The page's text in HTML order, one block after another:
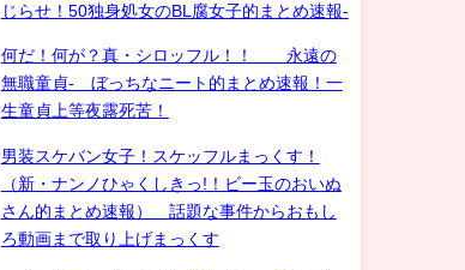
じらせ！50独身処女のBL腐女子的まとめ速報-
何だ！何が？真・シロッフル！！ 永遠の
無職童貞- ぼっちなニート的まとめ速報！一
生童貞上等夜露死苦！
男装スケバン女子！スケッフルまっくす！
（新・ナンノひゃくしきっ!！ビー玉のおいぬ
さん的まとめ速報） 話題な事件からおもし
ろ動画まで取り上げまっくす